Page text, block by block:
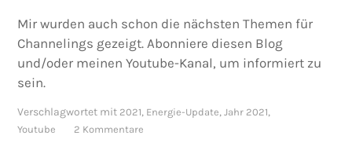
Mir wurden auch schon die nächsten Themen für
Channelings gezeigt. Abonniere diesen Blog
und/oder meinen Youtube-Kanal, um informiert zu
sein.
Verschlagwortet mit 2021, Energie-Update,Jahr 2021,
Youtube 2 Kommentare